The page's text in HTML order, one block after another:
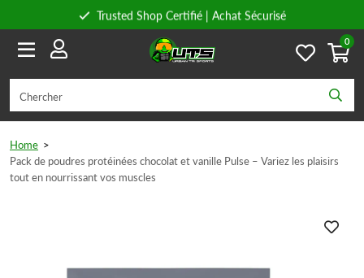
Trusted Shop Certifié | Achat Sécurisé
Conseils personnels
0
Home >
Pack de poudres protéinées chocolat et vanille Pulse – Variez les plaisirs
tout en nourrissant vos muscles